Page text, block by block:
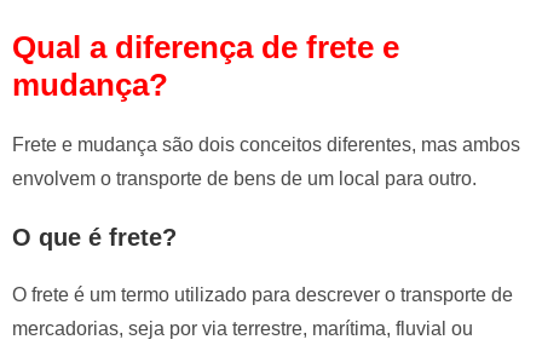
Qual a diferença de frete e
mudança?
Frete e mudança são dois conceitos diferentes, mas ambos
envolvem o transporte de bens de um local para outro.
O que é frete?
O frete é um termo utilizado para descrever o transporte de
mercadorias, seja por via terrestre, marítima, fluvial ou